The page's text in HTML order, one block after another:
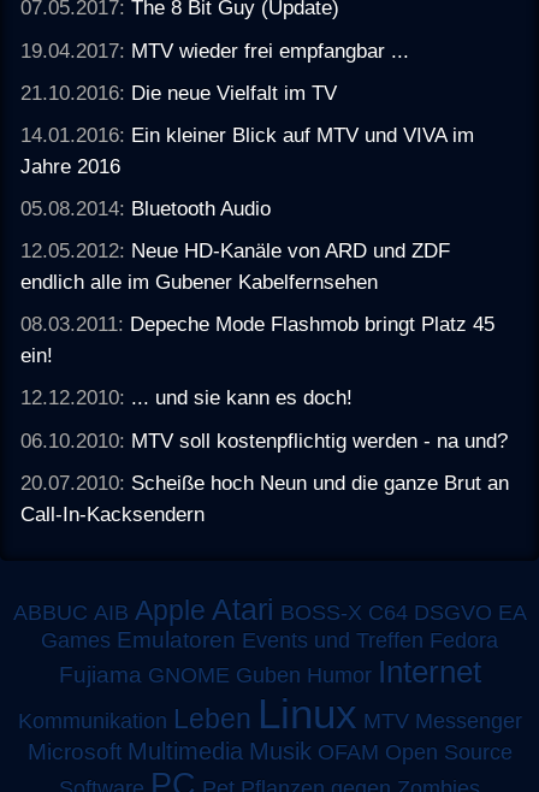
07.05.2017:The 8 Bit Guy (Update)
19.04.2017: MTV wieder frei empfangbar ...
21.10.2016: Die neue Vielfalt im TV
14.01.2016: Ein kleiner Blick auf MTV und VIVA im
Jahre 2016
05.08.2014: Bluetooth Audio
12.05.2012: Neue HD-Kanäle von ARD und ZDF
endlich alle im Gubener Kabelfernsehen
08.03.2011: Depeche Mode Flashmob bringt Platz 45
ein!
12.12.2010: ... und sie kann es doch!
06.10.2010: MTV soll kostenpflichtig werden - na und?
20.07.2010: Scheiße hoch Neun und die ganze Brut an
Call-In-Kacksendern
ABBUC AIB Apple Atari BOSS-X C64 DSGVO EA
Games Emulatoren Events und Treffen Fedora
Fujiama GNOME Guben Humor Internet
Kommunikation Leben Linux MTV Messenger
Microsoft Multimedia Musik OFAM Open Source
PC